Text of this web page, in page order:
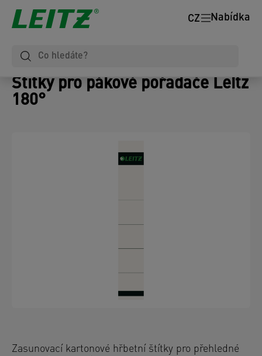
Nabídka
CZ
Štítky pro pákové pořadače Leitz
180°
Zasunovací kartonové hřbetní štítky pro přehledné